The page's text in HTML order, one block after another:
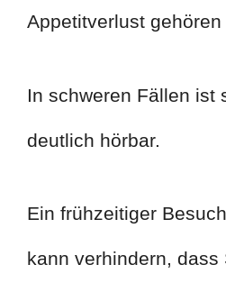
Appetitverlust gehören
In schweren Fällen ist
deutlich hörbar.
Ein frühzeitiger
kann verhindern, dass